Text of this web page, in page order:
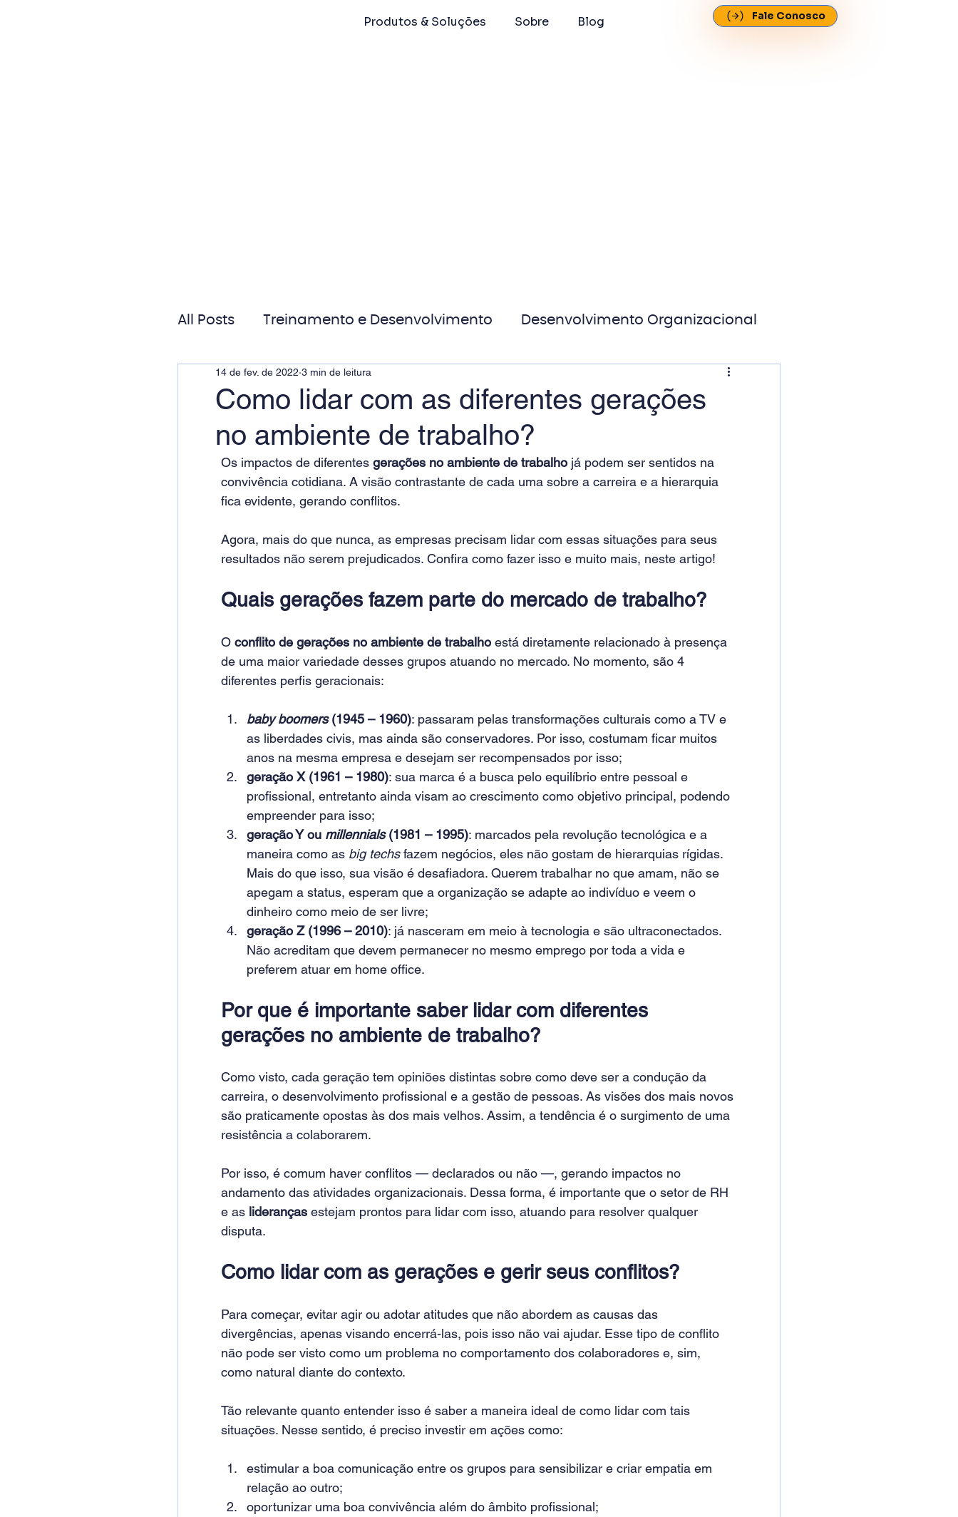
Produtos & Soluções Sobre Blog Fale Conosco
All Posts Treinamento e Desenvolvimento Desenvolvimento Organizacional
Gestão de Pessoas MicroPower Corporativo
Responsabilidade Social
Como lidar com as diferentes gerações
no ambiente de trabalho?
14 de fev. de 2022 3 min de leitura
Os impactos de diferentes gerações no ambiente de trabalho já podem ser sentidos na
convivência cotidiana. A visão contrastante de cada uma sobre a carreira e a hierarquia
fica evidente, gerando conflitos.
Agora, mais do que nunca, as empresas precisam lidar com essas situações para seus
resultados não serem prejudicados. Confira como fazer isso e muito mais, neste artigo!
Quais gerações fazem parte do mercado de trabalho?
O conflito de gerações no ambiente de trabalho está diretamente relacionado à presença
de uma maior variedade desses grupos atuando no mercado. No momento, são 4
diferentes perfis geracionais:
baby boomers (1945 – 1960): passaram pelas transformações culturais como a TV e
as liberdades civis, mas ainda são conservadores. Por isso, costumam ficar muitos
anos na mesma empresa e desejam ser recompensados por isso;
geração X (1961 – 1980): sua marca é a busca pelo equilíbrio entre pessoal e
profissional, entretanto ainda visam ao crescimento como objetivo principal, podendo
empreender para isso;
geração Y ou millennials (1981 – 1995): marcados pela revolução tecnológica e a
maneira como as big techs fazem negócios, eles não gostam de hierarquias rígidas.
Mais do que isso, sua visão é desafiadora. Querem trabalhar no que amam, não se
apegam a status, esperam que a organização se adapte ao indivíduo e veem o
dinheiro como meio de ser livre;
geração Z (1996 – 2010): já nasceram em meio à tecnologia e são ultraconectados.
Não acreditam que devem permanecer no mesmo emprego por toda a vida e
preferem atuar em home office.
Por que é importante saber lidar com diferentes
gerações no ambiente de trabalho?
Como visto, cada geração tem opiniões distintas sobre como deve ser a condução da
carreira, o desenvolvimento profissional e a gestão de pessoas. As visões dos mais novos
são praticamente opostas às dos mais velhos. Assim, a tendência é o surgimento de uma
resistência a colaborarem.
Por isso, é comum haver conflitos — declarados ou não —, gerando impactos no
andamento das atividades organizacionais. Dessa forma, é importante que o setor de RH
e as lideranças estejam prontos para lidar com isso, atuando para resolver qualquer
disputa.
Como lidar com as gerações e gerir seus conflitos?
Para começar, evitar agir ou adotar atitudes que não abordem as causas das
divergências, apenas visando encerrá-las, pois isso não vai ajudar. Esse tipo de conflito
não pode ser visto como um problema no comportamento dos colaboradores e, sim,
como natural diante do contexto.
Tão relevante quanto entender isso é saber a maneira ideal de como lidar com tais
situações. Nesse sentido, é preciso investir em ações como:
estimular a boa comunicação entre os grupos para sensibilizar e criar empatia em
relação ao outro;
oportunizar uma boa convivência além do âmbito profissional;